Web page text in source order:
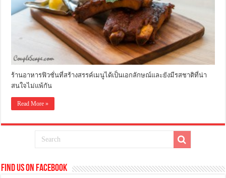
ร้านอาหารฟิวชั่นที่สร้างสรรค์เมนูได้เป็นเอกลักษณ์และยังมีรสชาติที่น่า
สนใจไม่แพ้กัน
Read More »
Find us on Facebook